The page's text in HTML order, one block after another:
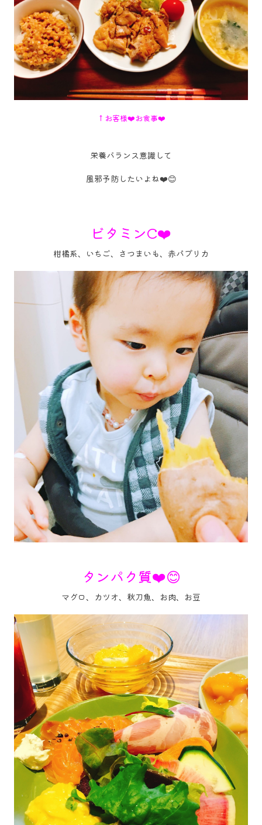
↑お客様❤️お食事❤️
栄養バランス意識して
風邪予防したいよね❤️😊
ビタミンC❤️
柑橘系、いちご、さつまいも、赤パプリカ
タンパク質❤️😊
マグロ、カツオ、秋刀魚、お肉、お豆